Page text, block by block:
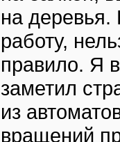
на деревья.
работу,
правило. Я
заметил
из
вращений